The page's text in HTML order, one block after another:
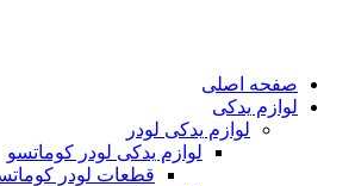
اصلی
یدکی
لوازم یدکی لودر
لوازم یدکی لودر کوماتسو
قطعات لودر کوماتسو